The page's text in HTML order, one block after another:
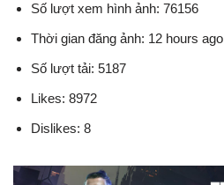
Số lượt xem hình ảnh: 76156
Thời gian đăng ảnh: 12 hours ago
Số lượt tải: 5187
Likes: 8972
Dislikes: 8